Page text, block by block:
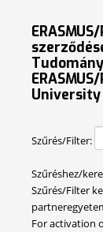
Szűrés/Filter:
Szűréshez/
Szűrés/Filter
For activation